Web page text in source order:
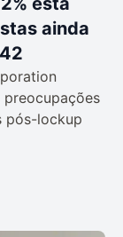
ainda
preocupações
pós-lockup